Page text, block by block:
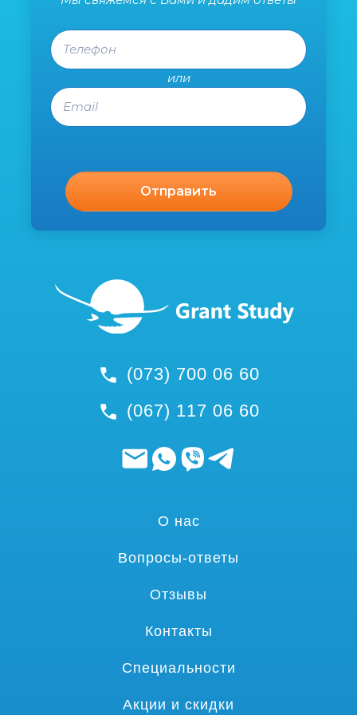
(073) 700 06 60
(067) 117 06 60
Телефон
или
Email
О нас
Вопросы-ответы
Отзывы
Контакты
Специальности
Акции и скидки